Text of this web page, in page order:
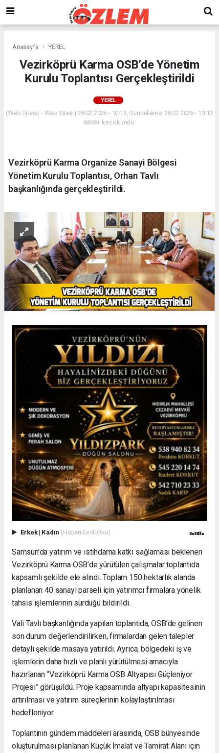
Anasayfa YEREL
Vezirköprü Karma OSB’de Yönetim
Kurulu Toplantısı Gerçekleştirildi
YEREL
(Web Sitesi) - Web Sitesi | 28.02.2026 - 10:13, Güncelleme: 28.02.2026 - 10:13
6846+ kez okundu.
Vezirköprü Karma Organize Sanayi Bölgesi
Yönetim Kurulu Toplantısı, Orhan Tavlı
başkanlığında gerçekleştirildi.
Erkek| Kadın (Haberi Sesli Oku)
Samsun’da yatırım ve istihdama katkı sağlaması beklenen
Vezirköprü Karma OSB’de yürütülen çalışmalar toplantıda
kapsamlı şekilde ele alındı. Toplam 150 hektarlık alanda
planlanan 40 sanayi parseli için yatırımcı firmalara yönelik
tahsis işlemlerinin sürdüğü bildirildi.
Vali Tavlı başkanlığında yapılan toplantıda, OSB’de gelinen
son durum değerlendirilirken, firmalardan gelen talepler
detaylı şekilde masaya yatırıldı. Ayrıca, bölgedeki iş ve
işlemlerin daha hızlı ve planlı yürütülmesi amacıyla
hazırlanan “Vezirköprü Karma OSB Altyapısı Güçleniyor
Projesi” görüşüldü. Proje kapsamında altyapı kapasitesinin
artırılması ve yatırım süreçlerinin kolaylaştırılması
hedefleniyor.
Toplantının gündem maddeleri arasında, OSB bünyesinde
oluşturulması planlanan Küçük İmalat ve Tamirat Alanı için